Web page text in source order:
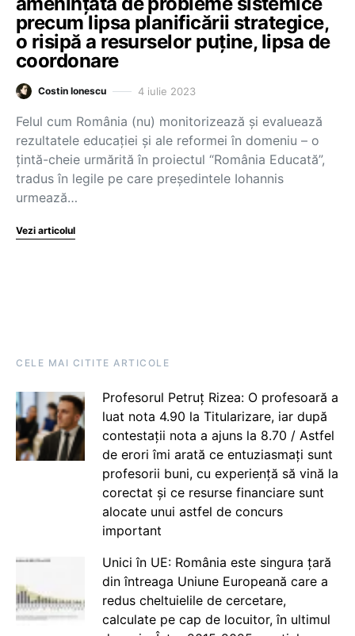
precum lipsa planificării strategice,
o risipă a resurselor puține, lipsa de
coordonare
Costin Ionescu 4 iulie 2023
Felul cum România (nu) monitorizează și evaluează
rezultatele educației și ale reformei în domeniu – o
țintă-cheie urmărită în proiectul “România Educată”,
tradus în legile pe care președintele Iohannis
urmează…
Vezi articolul
CELE MAI CITITE ARTICOLE
Profesorul Petruț Rizea: O profesoară a
luat nota 4.90 la Titularizare, iar după
contestații nota a ajuns la 8.70 / Astfel
de erori îmi arată ce entuziasmați sunt
profesorii buni, cu experiență să vină la
corectat și ce resurse financiare sunt
alocate unui astfel de concurs
important
Unici în UE: România este singura țară
din întreaga Uniune Europeană care a
redus cheltuielile de cercetare,
calculate pe cap de locuitor, în ultimul